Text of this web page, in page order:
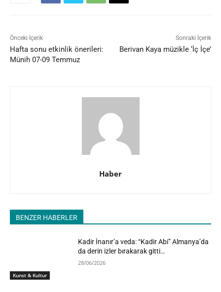
Önceki İçerik
Hafta sonu etkinlik önerileri:
Münih 07-09 Temmuz
Sonraki İçerik
Berivan Kaya müzikle ‘İç İçe’
Haber
BENZER HABERLER
Kunst & Kultur
Kadir İnanır’a veda: “Kadir Abi” Almanya’da
da derin izler bırakarak gitti…
28/06/2026